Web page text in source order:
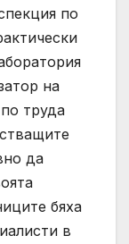
по
на
труда
да
бяха
в